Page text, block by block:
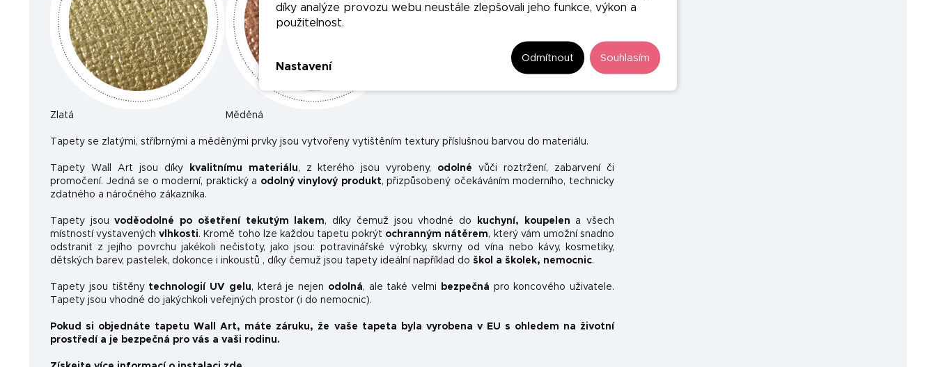
díky analýze provozu webu neustále zlepšovali jeho funkce, výkon a
použitelnost.
Nastavení
Odmítnout Souhlasím
Zlatá Měděná
Tapety se zlatými, stříbrnými a měděnými prvky jsou vytvořeny vytištěním textury příslušnou barvou do materiálu.
Tapety Wall Art jsou díky kvalitnímu materiálu, z kterého jsou vyrobeny, odolné vůči roztržení, zabarvení či
promočení. Jedná se o moderní, praktický a odolný vinylový produkt, přizpůsobený očekáváním moderního, technicky
zdatného a náročného zákazníka.
Tapety jsouvoděodolné po ošetření tekutým lakem, díky čemuž jsou vhodné do kuchyní, koupelen a všech
místností vystavenýchvlhkosti. Kromě toho lze každou tapetu pokrýt ochranným nátěrem, který vám umožní snadno
odstranit z jejího povrchu jakékoli nečistoty, jako jsou: potravinářské výrobky, skvrny od vína nebo kávy, kosmetiky,
dětských barev, pastelek, dokonce i inkoustů , díky čemuž jsou tapety ideální například do škol a školek, nemocnic.
Tapety jsou tištěny technologií UV gelu, která je nejen odolná, ale také velmi bezpečná pro koncového uživatele.
Tapety jsou vhodné do jakýchkoli veřejných prostor (i do nemocnic).
Pokud si objednáte tapetu Wall Art, máte záruku, že vaše tapeta byla vyrobena v EU s ohledem na životní
prostředí a je bezpečná pro vás a vaši rodinu.